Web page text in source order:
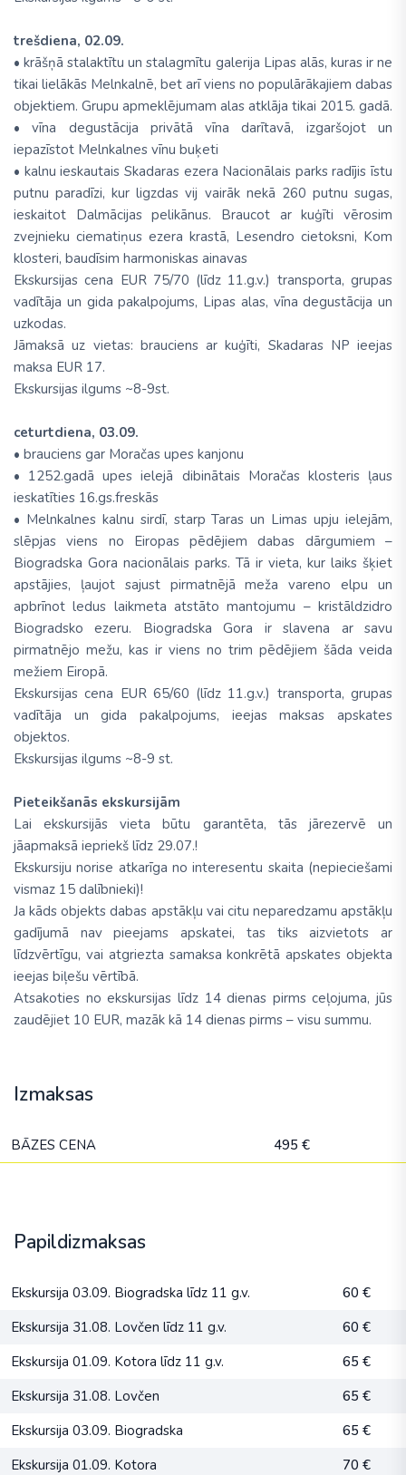
trešdiena, 02.09.
• krāšņā stalaktītu un stalagmītu galerija Lipas alās, kuras ir ne
tikai lielākās Melnkalnē, bet arī viens no populārākajiem dabas
objektiem. Grupu apmeklējumam alas atklāja tikai 2015. gadā.
• vīna degustācija privātā vīna darītavā, izgaršojot un
iepazīstot Melnkalnes vīnu buķeti
• kalnu ieskautais Skadaras ezera Nacionālais parks radījis īstu
putnu paradīzi, kur ligzdas vij vairāk nekā 260 putnu sugas,
ieskaitot Dalmācijas pelikānus. Braucot ar kuģīti vērosim
zvejnieku ciematiņus ezera krastā, Lesendro cietoksni, Kom
klosteri, baudīsim harmoniskas ainavas
Ekskursijas cena EUR 75/70 (līdz 11.g.v.) transporta, grupas
vadītāja un gida pakalpojums, Lipas alas, vīna degustācija un
uzkodas.
Jāmaksā uz vietas: brauciens ar kuģīti, Skadaras NP ieejas
maksa EUR 17.
Ekskursijas ilgums ~8-9st.
ceturtdiena, 03.09.
• brauciens gar Moračas upes kanjonu
• 1252.gadā upes ielejā dibinātais Moračas klosteris ļaus
ieskatīties 16.gs.freskās
• Melnkalnes kalnu sirdī, starp Taras un Limas upju ielejām,
slēpjas viens no Eiropas pēdējiem dabas dārgumiem –
Biogradska Gora nacionālais parks. Tā ir vieta, kur laiks šķiet
apstājies, ļaujot sajust pirmatnējā meža vareno elpu un
apbrīnot ledus laikmeta atstāto mantojumu – kristāldzidro
Biogradsko ezeru. Biogradska Gora ir slavena ar savu
pirmatnējo mežu, kas ir viens no trim pēdējiem šāda veida
mežiem Eiropā.
Ekskursijas cena EUR 65/60 (līdz 11.g.v.) transporta, grupas
vadītāja un gida pakalpojums, ieejas maksas apskates
objektos.
Ekskursijas ilgums ~8-9 st.
Pieteikšanās ekskursijām
Lai ekskursijās vieta būtu garantēta, tās jārezervē un
jāapmaksā iepriekš līdz 29.07.!
Ekskursiju norise atkarīga no interesentu skaita (nepieciešami
vismaz 15 dalībnieki)!
Ja kāds objekts dabas apstākļu vai citu neparedzamu apstākļu
gadījumā nav pieejams apskatei, tas tiks aizvietots ar
līdzvērtīgu, vai atgriezta samaksa konkrētā apskates objekta
ieejas biļešu vērtībā.
Atsakoties no ekskursijas līdz 14 dienas pirms ceļojuma, jūs
zaudējiet 10 EUR, mazāk kā 14 dienas pirms – visu summu.
Izmaksas
BĀZES CENA 495 €
Papildizmaksas
Ekskursija 03.09. Biogradska līdz 11 g.v.
60 €
Ekskursija 31.08. Lovčen līdz 11 g.v.
60 €
Ekskursija 01.09. Kotora līdz 11 g.v.
65 €
Ekskursija 31.08. Lovčen
65 €
Ekskursija 03.09. Biogradska
65 €
Ekskursija 01.09. Kotora
70 €